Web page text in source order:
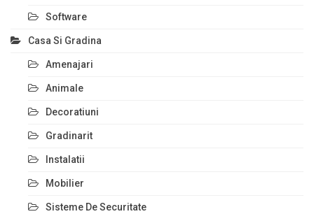
Software
Casa Si Gradina
Amenajari
Animale
Decoratiuni
Gradinarit
Instalatii
Mobilier
Sisteme De Securitate